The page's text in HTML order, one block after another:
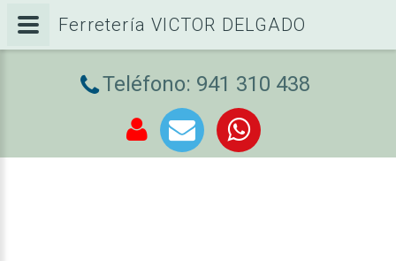
Teléfono: 941 310 438
Ferretería VICTOR DELGADO